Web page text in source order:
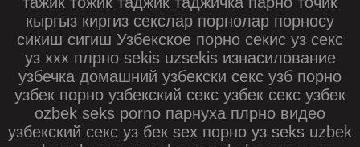
кыргыз киргиз секслар порнолар порносу
сикиш сигиш Узбекское порно секис уз секс
уз xxx плрно sekis uzsekis изнасилование
узбечка домашний узбекски секс узб порно
узбек порно узбекский секс узбек секс узбек
ozbek seks porno парнуха плрно видео
узбекский секс уз бек sex порно уз seks uzbek